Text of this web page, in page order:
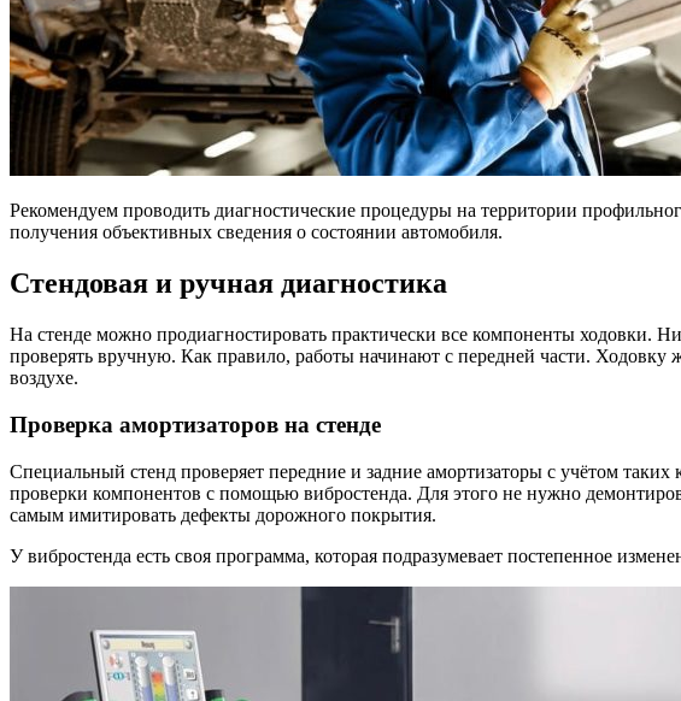
Рекомендуем проводить диагностические процедуры на территории
получения объективных сведения о состоянии автомобиля.
Стендовая и ручная диагностика
На стенде можно продиагностировать практически все компоненты
проверять вручную. Как правило, работы начинают с передней части. Ходовку
воздухе.
Проверка амортизаторов на стенде
Специальный стенд проверяет передние и задние амортизаторы с учётом
проверки компонентов с помощью вибростенда. Для этого не нужно
самым имитировать дефекты дорожного покрытия.
У вибростенда есть своя программа, которая подразумевает постепенное